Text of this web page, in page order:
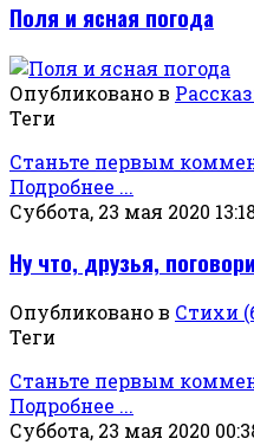
Поля и ясная погода
Опубликовано в
Теги
Станьте первым
Подробнее ...
Суббота, 23 мая 2020
Ну что, друзья,
Опубликовано в Стихи
Теги
Станьте первым
Подробнее ...
Суббота, 23 мая 2020